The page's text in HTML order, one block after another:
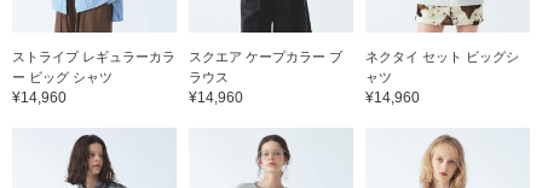
ストライプ レギュラーカラ
ー ビッグ シャツ
¥14,960
スクエア ケープカラー ブ
ラウス
¥14,960
ネクタイ セット ビッグシ
ャツ
¥14,960